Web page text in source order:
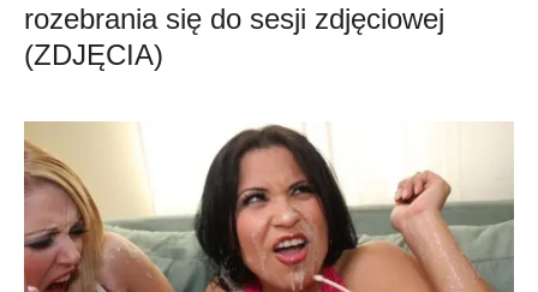
rozebrania się do sesji zdjęciowej
(ZDJĘCIA)